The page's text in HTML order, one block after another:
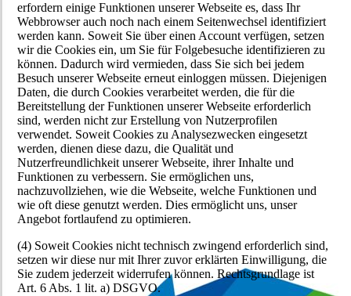
erfordern einige Funktionen unserer Webseite es, dass Ihr
Webbrowser auch noch nach einem Seitenwechsel identifiziert
werden kann. Soweit Sie über einen Account verfügen, setzen
wir die Cookies ein, um Sie für Folgebesuche identifizieren zu
können. Dadurch wird vermieden, dass Sie sich bei jedem
Besuch unserer Webseite erneut einloggen müssen. Diejenigen
Daten, die durch Cookies verarbeitet werden, die für die
Bereitstellung der Funktionen unserer Webseite erforderlich
sind, werden nicht zur Erstellung von Nutzerprofilen
verwendet. Soweit Cookies zu Analysezwecken eingesetzt
werden, dienen diese dazu, die Qualität und
Nutzerfreundlichkeit unserer Webseite, ihrer Inhalte und
Funktionen zu verbessern. Sie ermöglichen uns,
nachzuvollziehen, wie die Webseite, welche Funktionen und
wie oft diese genutzt werden. Dies ermöglicht uns, unser
Angebot fortlaufend zu optimieren.
(4) Soweit Cookies nicht technisch zwingend erforderlich sind,
setzen wir diese nur mit Ihrer zuvor erklärten Einwilligung, die
Sie zudem jederzeit widerrufen können. Rechtsgrundlage ist
Art. 6 Abs. 1 lit. a) DSGVO.